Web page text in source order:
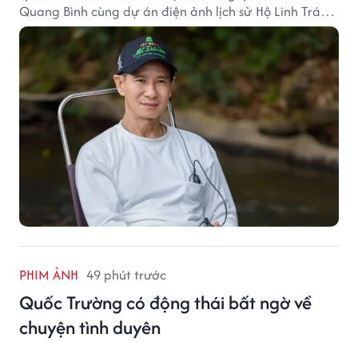
Quang Bình cùng dự án điện ảnh lịch sử Hộ Linh Tráng
Sĩ: Bí Ẩn Mộ Vua Đinh.
PHIM ẢNH 49 phút trước
Quốc Trường có động thái bất ngờ về
chuyện tình duyên